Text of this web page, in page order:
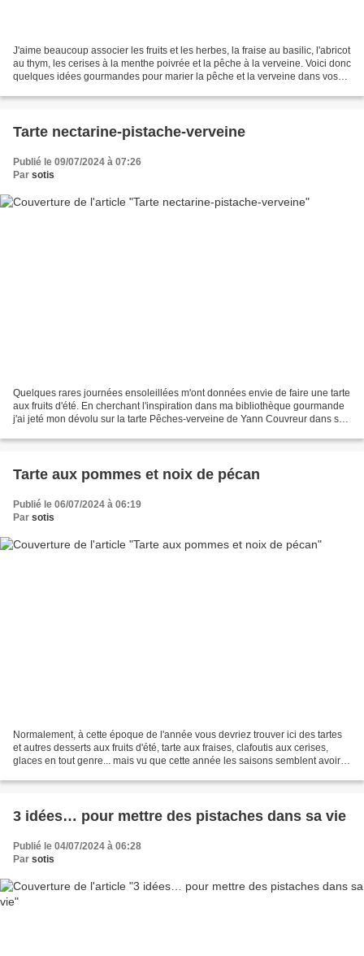
J'aime beaucoup associer les fruits et les herbes, la fraise au basilic, l'abricot
au thym, les cerises à la menthe poivrée et la pêche à la verveine. Voici donc
quelques idées gourmandes pour marier la pêche et la verveine dans vos
Tarte nectarine-pistache-verveine
Publié le 09/07/2024 à 07:26
Par sotis
Quelques rares journées ensoleillées m'ont données envie de faire une tarte
aux fruits d'été. En cherchant l'inspiration dans ma bibliothèque gourmande
j'ai jeté mon dévolu sur la tarte Pêches-verveine de Yann Couvreur dans son
Tarte aux pommes et noix de pécan
Publié le 06/07/2024 à 06:19
Par sotis
Normalement, à cette époque de l'année vous devriez trouver ici des tartes
et autres desserts aux fruits d'été, tarte aux fraises, clafoutis aux cerises,
glaces en tout genre... mais vu que cette année les saisons semblent avoir
3 idées… pour mettre des pistaches dans sa vie
Publié le 04/07/2024 à 06:28
Par sotis